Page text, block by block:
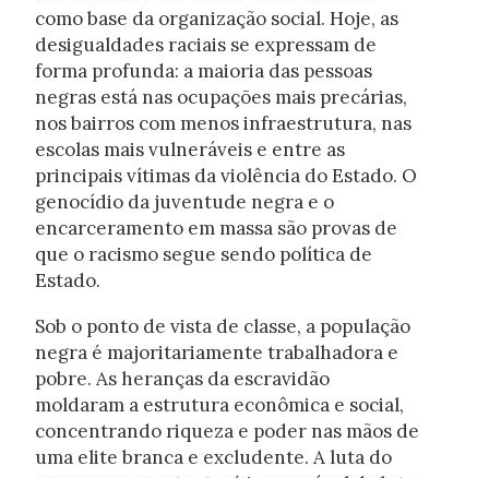
como base da organização social. Hoje, as
desigualdades raciais se expressam de
forma profunda: a maioria das pessoas
negras está nas ocupações mais precárias,
nos bairros com menos infraestrutura, nas
escolas mais vulneráveis e entre as
principais vítimas da violência do Estado. O
genocídio da juventude negra e o
encarceramento em massa são provas de
que o racismo segue sendo política de
Estado.
Sob o ponto de vista de classe, a população
negra é majoritariamente trabalhadora e
pobre. As heranças da escravidão
moldaram a estrutura econômica e social,
concentrando riqueza e poder nas mãos de
uma elite branca e excludente. A luta do